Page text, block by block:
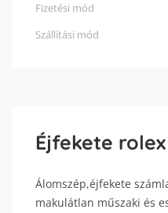
Fizetési mód
Szállítási mód
Éjfekete
Álomszép,éjfekete
makulátlan műszaki és